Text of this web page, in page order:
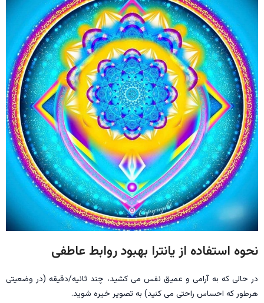
نحوه استفاده از یانترا بهبود روابط عاطفی
در حالی که به آرامی و عمیق نفس می کشید، چند ثانیه/دقیقه (در وضعیتی
هرطور که احساس راحتی می کنید) به تصویر خیره شوید.